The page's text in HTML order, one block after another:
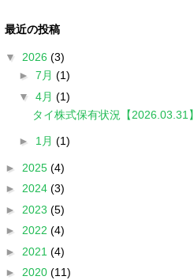
最近の投稿
▼ 2026 (3)
► 7月 (1)
▼ 4月 (1)
タイ株式保有状況【2026.03.31】
► 1月 (1)
► 2025 (4)
► 2024 (3)
► 2023 (5)
► 2022 (4)
► 2021 (4)
► 2020 (11)